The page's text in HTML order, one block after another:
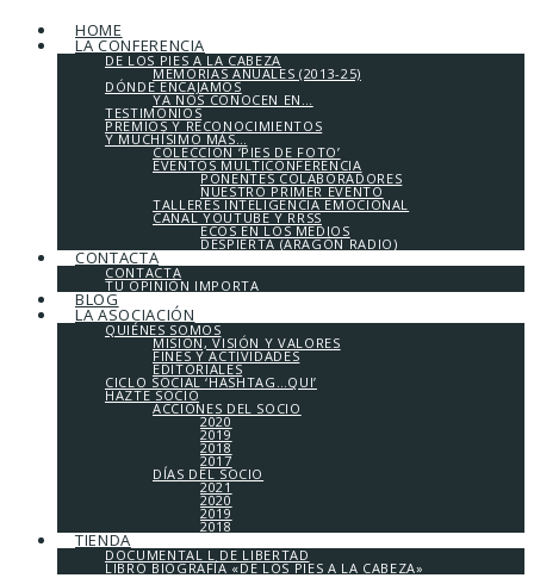
HOME
LA CONFERENCIA
DE LOS PIES A LA CABEZA
MEMORIAS ANUALES (2013-25)
DÓNDE ENCAJAMOS
YA NOS CONOCEN EN…
TESTIMONIOS
PREMIOS Y RECONOCIMIENTOS
Y MUCHÍSIMO MÁS…
COLECCIÓN ‘PIES DE FOTO’
EVENTOS MULTICONFERENCIA
PONENTES COLABORADORES
NUESTRO PRIMER EVENTO
TALLERES INTELIGENCIA EMOCIONAL
CANAL YOUTUBE Y RRSS
ECOS EN LOS MEDIOS
DESPIERTA (ARAGÓN RADIO)
CONTACTA
CONTACTA
TU OPINIÓN IMPORTA
BLOG
LA ASOCIACIÓN
QUIÉNES SOMOS
MISIÓN, VISIÓN Y VALORES
FINES Y ACTIVIDADES
EDITORIALES
CICLO SOCIAL ‘HASHTAG…QUI’
HAZTE SOCIO
ACCIONES DEL SOCIO
2020
2019
2018
2017
DÍAS DEL SOCIO
2021
2020
2019
2018
TIENDA
DOCUMENTAL L DE LIBERTAD
LIBRO BIOGRAFÍA «DE LOS PIES A LA CABEZA»